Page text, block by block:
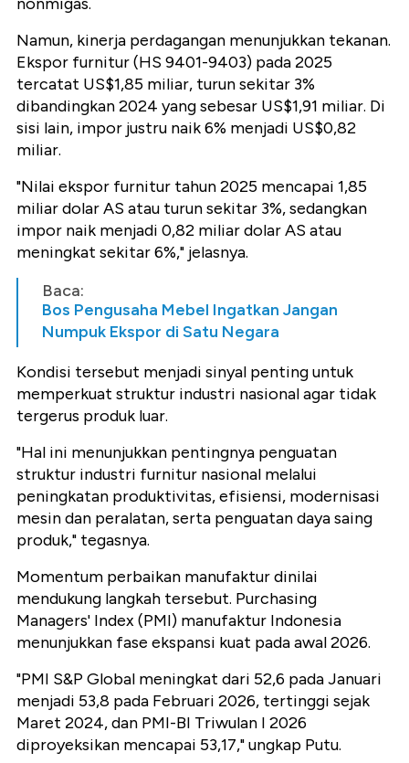
Namun, kinerja perdagangan menunjukkan tekanan.
Ekspor furnitur (HS 9401-9403) pada 2025
tercatat US$1,85 miliar, turun sekitar 3%
dibandingkan 2024 yang sebesar US$1,91 miliar. Di
sisi lain, impor justru naik 6% menjadi US$0,82
miliar.
"Nilai ekspor furnitur tahun 2025 mencapai 1,85
miliar dolar AS atau turun sekitar 3%, sedangkan
impor naik menjadi 0,82 miliar dolar AS atau
meningkat sekitar 6%," jelasnya.
Baca:
Bos Pengusaha Mebel Ingatkan Jangan
Numpuk Ekspor di Satu Negara
Kondisi tersebut menjadi sinyal penting untuk
memperkuat struktur industri nasional agar tidak
tergerus produk luar.
"Hal ini menunjukkan pentingnya penguatan
struktur industri furnitur nasional melalui
peningkatan produktivitas, efisiensi, modernisasi
mesin dan peralatan, serta penguatan daya saing
produk," tegasnya.
Momentum perbaikan manufaktur dinilai
mendukung langkah tersebut. Purchasing
Managers' Index (PMI) manufaktur Indonesia
menunjukkan fase ekspansi kuat pada awal 2026.
"PMI S&P Global meningkat dari 52,6 pada Januari
menjadi 53,8 pada Februari 2026, tertinggi sejak
Maret 2024, dan PMI-BI Triwulan I 2026
diproyeksikan mencapai 53,17," ungkap Putu.